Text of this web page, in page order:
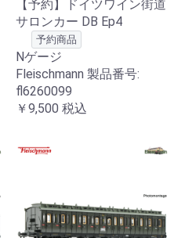
【予約】ドイツワイン街道
サロンカー DB Ep4
予約商品
Nゲージ
Fleischmann 製品番号:
fl6260099
￥9,500 税込